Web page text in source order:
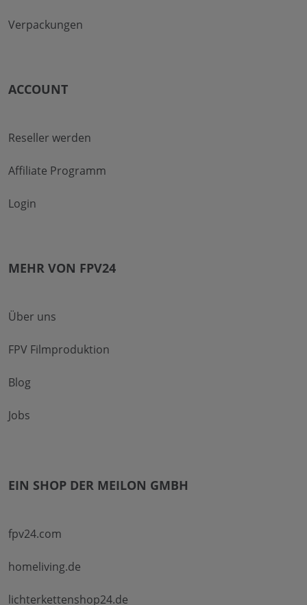
Verpackungen
ACCOUNT
Reseller werden
Affiliate Programm
Login
MEHR VON FPV24
Über uns
FPV Filmproduktion
Blog
Jobs
EIN SHOP DER MEILON GMBH
fpv24.com
homeliving.de
lichterkettenshop24.de